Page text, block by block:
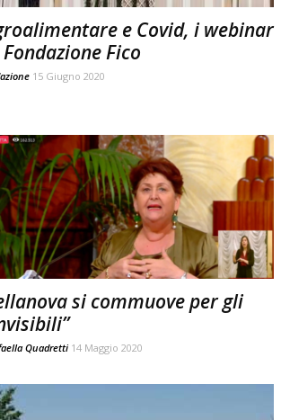
e Covid, i webinar
Fico
15 Giugno 2020
si commuove per gli
Quadretti 14 Maggio 2020